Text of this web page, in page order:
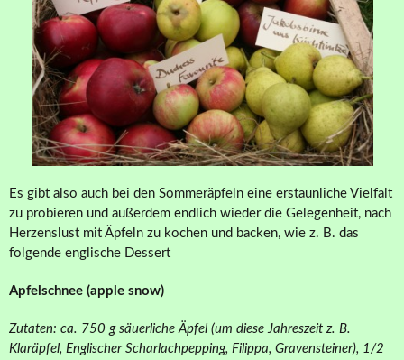
Es gibt also auch bei den Sommeräpfeln eine erstaunliche Vielfalt
zu probieren und außerdem endlich wieder die Gelegenheit, nach
Herzenslust mit Äpfeln zu kochen und backen, wie z. B. das
folgende englische Dessert
Apfelschnee (apple snow)
Zutaten: ca. 750 g säuerliche Äpfel (um diese Jahreszeit z. B.
Klaräpfel, Englischer Scharlachpepping, Filippa, Gravensteiner), 1/2